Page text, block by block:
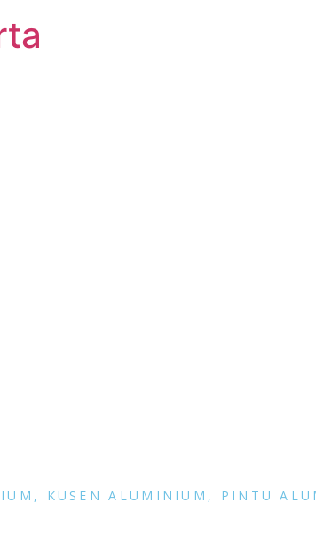
, KUSEN ALUMINIUM , PINTU